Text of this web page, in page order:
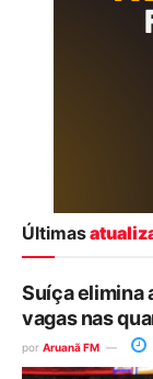
Últimas
Suíça elimina
vagas nas
por Aruanã FM